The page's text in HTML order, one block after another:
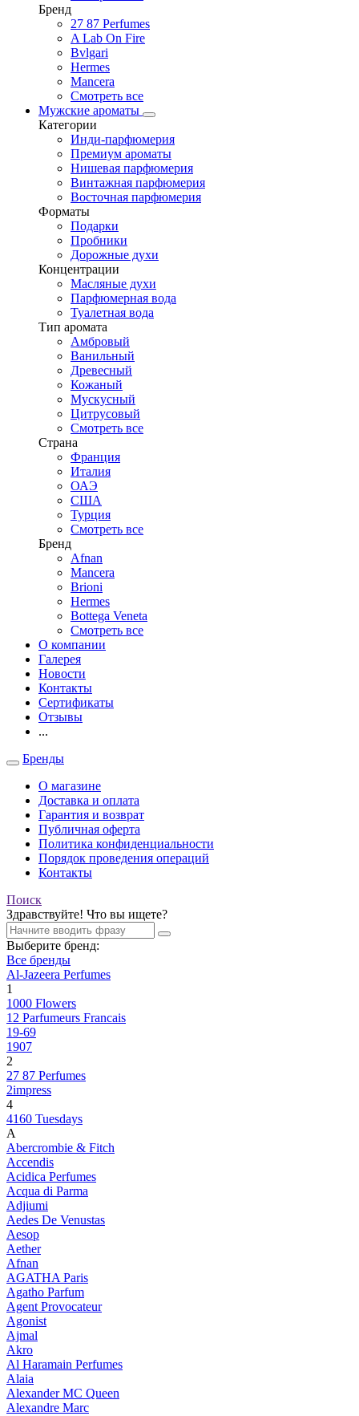
Бренд
27 87 Perfumes
A Lab On Fire
Bvlgari
Hermes
Mancera
Смотреть все
Мужские ароматы
Категории
Инди-парфюмерия
Премиум ароматы
Нишевая парфюмерия
Винтажная парфюмерия
Восточная парфюмерия
Форматы
Подарки
Пробники
Дорожные духи
Концентрации
Масляные духи
Парфюмерная вода
Туалетная вода
Тип аромата
Амбровый
Ванильный
Древесный
Кожаный
Мускусный
Цитрусовый
Смотреть все
Страна
Франция
Италия
ОАЭ
США
Турция
Смотреть все
Бренд
Afnan
Mancera
Brioni
Hermes
Bottega Veneta
Смотреть все
О компании
Галерея
Новости
Контакты
Сертификаты
Отзывы
...
Бренды
О магазине
Доставка и оплата
Гарантия и возврат
Публичная оферта
Политика конфиденциальности
Порядок проведения операций
Контакты
Поиск
Здравствуйте! Что вы ищете?
Выберите бренд:
Все бренды
Al-Jazeera Perfumes
1
1000 Flowers
12 Parfumeurs Francais
19-69
1907
2
27 87 Perfumes
2impress
4
4160 Tuesdays
A
Abercrombie & Fitch
Accendis
Acidica Perfumes
Acqua di Parma
Adjiumi
Aedes De Venustas
Aesop
Aether
Afnan
AGATHA Paris
Agatho Parfum
Agent Provocateur
Agonist
Ajmal
Akro
Al Haramain Perfumes
Alaia
Alexander MC Queen
Alexandre Marc